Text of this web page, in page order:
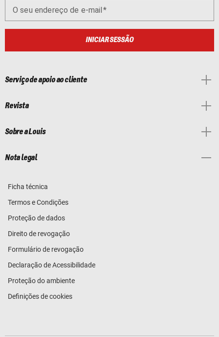
O seu endereço de e-mail
INICIAR SESSÃO
Serviço de apoio ao cliente
Revista
Sobre a Louis
Nota legal
Ficha técnica
Termos e Condições
Proteção de dados
Direito de revogação
Formulário de revogação
Declaração de Acessibilidade
Proteção do ambiente
Definições de cookies